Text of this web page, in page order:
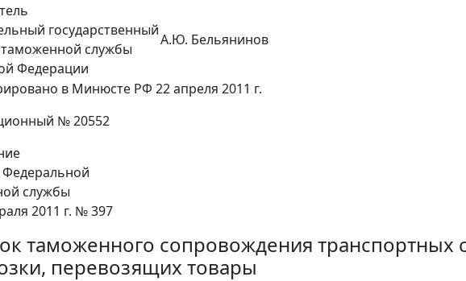
государственный
таможенной службы
Федерации
А.Ю. Бельянинов
в Минюсте РФ 22 апреля 2011 г.
№ 20552
Федеральной
службы
2011 г. № 397
таможенного сопровождения транспортных
перевозящих товары